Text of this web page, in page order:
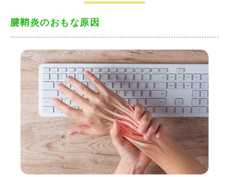
腱鞘炎のおもな原因